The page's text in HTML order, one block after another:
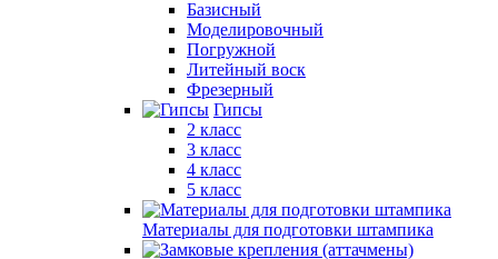
Базисный
Моделировочный
Погружной
Литейный воск
Фрезерный
Гипсы
2 класс
3 класс
4 класс
5 класс
Материалы для подготовки штампика